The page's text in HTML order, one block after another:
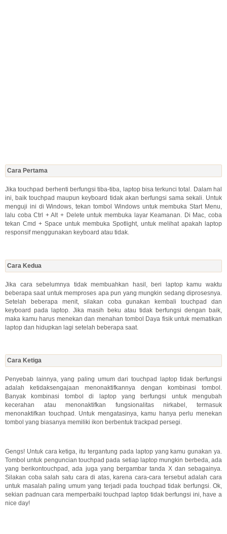
Cara Pertama
Jika touchpad berhenti berfungsi tiba-tiba, laptop bisa terkunci total. Dalam hal
ini, baik touchpad maupun keyboard tidak akan berfungsi sama sekali. Untuk
menguji ini di Windows, tekan tombol Windows untuk membuka Start Menu,
lalu coba Ctrl + Alt + Delete untuk membuka layar Keamanan. Di Mac, coba
tekan Cmd + Space untuk membuka Spotlight, untuk melihat apakah laptop
responsif menggunakan keyboard atau tidak.
Cara Kedua
Jika cara sebelumnya tidak membuahkan hasil, beri laptop kamu waktu
beberapa saat untuk memproses apa pun yang mungkin sedang diprosesnya.
Setelah beberapa menit, silakan coba gunakan kembali touchpad dan
keyboard pada laptop. Jika masih beku atau tidak berfungsi dengan baik,
maka kamu harus menekan dan menahan tombol Daya fisik untuk mematikan
laptop dan hidupkan lagi setelah beberapa saat.
Cara Ketiga
Penyebab lainnya, yang paling umum dari touchpad laptop tidak berfungsi
adalah ketidaksengajaan menonaktifkannya dengan kombinasi tombol.
Banyak kombinasi tombol di laptop yang berfungsi untuk mengubah
kecerahan atau menonaktifkan fungsionalitas nirkabel, termasuk
menonaktifkan touchpad. Untuk mengatasinya, kamu hanya perlu menekan
tombol yang biasanya memiliki ikon berbentuk trackpad persegi.
Gengs! Untuk cara ketiga, itu tergantung pada laptop yang kamu gunakan ya.
Tombol untuk penguncian touchpad pada setiap laptop mungkin berbeda, ada
yang berikontouchpad, ada juga yang bergambar tanda X dan sebagainya.
Silakan coba salah satu cara di atas, karena cara-cara tersebut adalah cara
untuk masalah paling umum yang terjadi pada touchpad tidak berfungsi. Ok,
sekian padnuan cara memperbaiki touchpad laptop tidak berfungsi ini, have a
nice day!